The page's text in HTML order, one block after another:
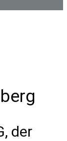
der